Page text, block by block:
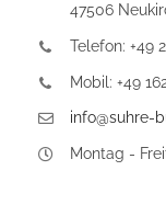
47506
Telefon: +49
Mobil: +49
info@suhre-
Montag -